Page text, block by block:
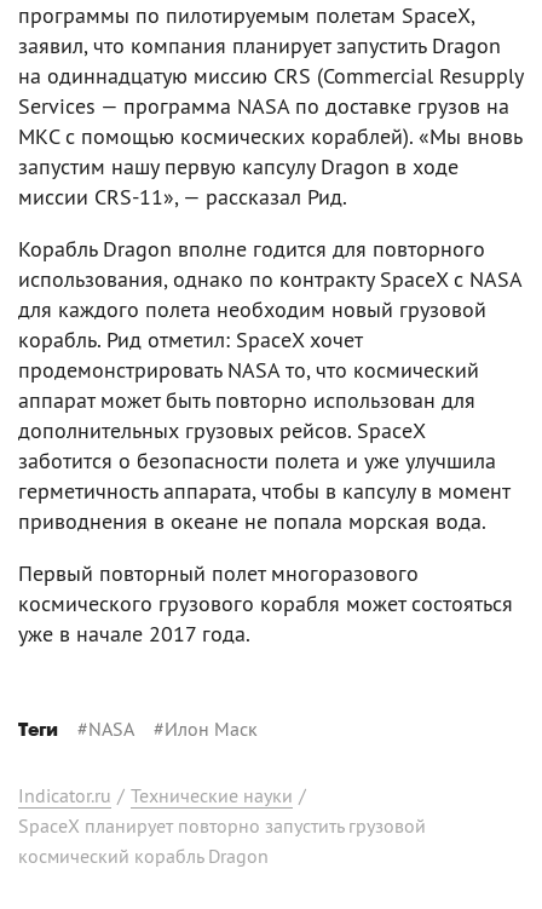
программы по пилотируемым полетам SpaceX,
заявил, что компания планирует запустить Dragon
на одиннадцатую миссию CRS (Commercial Resupply
Services — программа NASA по доставке грузов на
МКС с помощью космических кораблей). «Мы вновь
запустим нашу первую капсулу Dragon в ходе
миссии CRS-11», — рассказал Рид.
Корабль Dragon вполне годится для повторного
использования, однако по контракту SpaceX с NASA
для каждого полета необходим новый грузовой
корабль. Рид отметил: SpaceX хочет
продемонстрировать NASA то, что космический
аппарат может быть повторно использован для
дополнительных грузовых рейсов. SpaceX
заботится о безопасности полета и уже улучшила
герметичность аппарата, чтобы в капсулу в момент
приводнения в океане не попала морская вода.
Первый повторный полет многоразового
космического грузового корабля может состояться
уже в начале 2017 года.
Теги #NASA #Илон Маск
Indicator.ru / Технические науки /
SpaceX планирует повторно запустить грузовой
космический корабль Dragon